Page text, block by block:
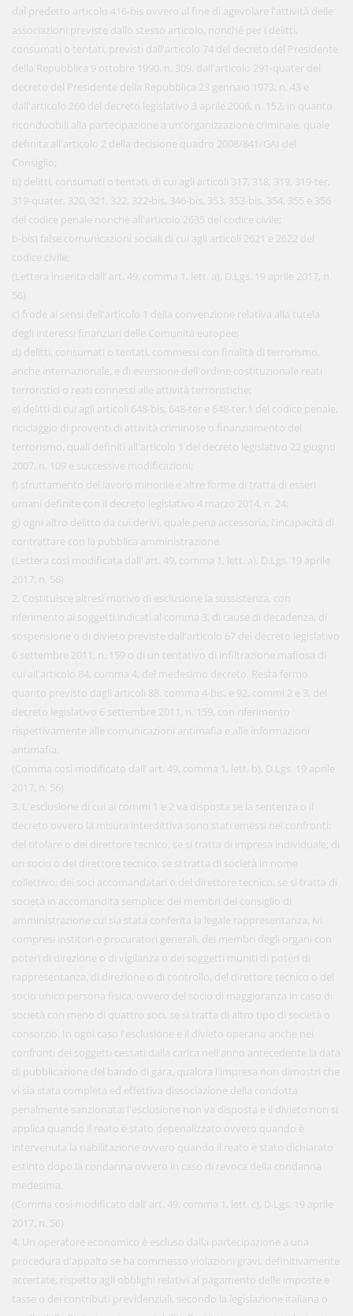
dal predetto articolo 416-bis ovvero al fine di agevolare l'attività delle
associazioni previste dallo stesso articolo, nonché per i delitti,
consumati o tentati, previsti dall'articolo 74 del decreto del Presidente
della Repubblica 9 ottobre 1990, n. 309, dall'articolo 291-quater del
decreto del Presidente della Repubblica 23 gennaio 1973, n. 43 e
dall'articolo 260 del decreto legislativo 3 aprile 2006, n. 152, in quanto
riconducibili alla partecipazione a un'organizzazione criminale, quale
definita all'articolo 2 della decisione quadro 2008/841/GAI del
Consiglio;
b) delitti, consumati o tentati, di cui agli articoli 317, 318, 319, 319-ter,
319-quater, 320, 321, 322, 322-bis, 346-bis, 353, 353-bis, 354, 355 e 356
del codice penale nonché all'articolo 2635 del codice civile;
b-bis) false comunicazioni sociali di cui agli articoli 2621 e 2622 del
codice civile;
(Lettera inserita dall’ art. 49, comma 1, lett. a), D.Lgs. 19 aprile 2017, n.
56)
c) frode ai sensi dell'articolo 1 della convenzione relativa alla tutela
degli interessi finanziari delle Comunità europee;
d) delitti, consumati o tentati, commessi con finalità di terrorismo,
anche internazionale, e di eversione dell'ordine costituzionale reati
terroristici o reati connessi alle attività terroristiche;
e) delitti di cui agli articoli 648-bis, 648-ter e 648-ter.1 del codice penale,
riciclaggio di proventi di attività criminose o finanziamento del
terrorismo, quali definiti all'articolo 1 del decreto legislativo 22 giugno
2007, n. 109 e successive modificazioni;
f) sfruttamento del lavoro minorile e altre forme di tratta di esseri
umani definite con il decreto legislativo 4 marzo 2014, n. 24;
g) ogni altro delitto da cui derivi, quale pena accessoria, l'incapacità di
contrattare con la pubblica amministrazione.
(Lettera così modificata dall’ art. 49, comma 1, lett. a), D.Lgs. 19 aprile
2017, n. 56)
2. Costituisce altresì motivo di esclusione la sussistenza, con
riferimento ai soggetti indicati al comma 3, di cause di decadenza, di
sospensione o di divieto previste dall'articolo 67 del decreto legislativo
6 settembre 2011, n. 159 o di un tentativo di infiltrazione mafiosa di
cui all'articolo 84, comma 4, del medesimo decreto. Resta fermo
quanto previsto dagli articoli 88, comma 4-bis, e 92, commi 2 e 3, del
decreto legislativo 6 settembre 2011, n. 159, con riferimento
rispettivamente alle comunicazioni antimafia e alle informazioni
antimafia.
(Comma così modificato dall’ art. 49, comma 1, lett. b), D.Lgs. 19 aprile
2017, n. 56)
3. L'esclusione di cui ai commi 1 e 2 va disposta se la sentenza o il
decreto ovvero la misura interdittiva sono stati emessi nei confronti:
del titolare o del direttore tecnico, se si tratta di impresa individuale; di
un socio o del direttore tecnico, se si tratta di società in nome
collettivo; dei soci accomandatari o del direttore tecnico, se si tratta di
società in accomandita semplice; dei membri del consiglio di
amministrazione cui sia stata conferita la legale rappresentanza, ivi
compresi institori e procuratori generali, dei membri degli organi con
poteri di direzione o di vigilanza o dei soggetti muniti di poteri di
rappresentanza, di direzione o di controllo, del direttore tecnico o del
socio unico persona fisica, ovvero del socio di maggioranza in caso di
società con meno di quattro soci, se si tratta di altro tipo di società o
consorzio. In ogni caso l'esclusione e il divieto operano anche nei
confronti dei soggetti cessati dalla carica nell'anno antecedente la data
di pubblicazione del bando di gara, qualora l'impresa non dimostri che
vi sia stata completa ed effettiva dissociazione della condotta
penalmente sanzionata; l'esclusione non va disposta e il divieto non si
applica quando il reato è stato depenalizzato ovvero quando è
intervenuta la riabilitazione ovvero quando il reato è stato dichiarato
estinto dopo la condanna ovvero in caso di revoca della condanna
medesima.
(Comma così modificato dall’ art. 49, comma 1, lett. c), D.Lgs. 19 aprile
2017, n. 56)
4. Un operatore economico è escluso dalla partecipazione a una
procedura d'appalto se ha commesso violazioni gravi, definitivamente
accertate, rispetto agli obblighi relativi al pagamento delle imposte e
tasse o dei contributi previdenziali, secondo la legislazione italiana o